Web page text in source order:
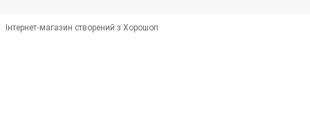
Інтернет-магазин створений з Хорошоп